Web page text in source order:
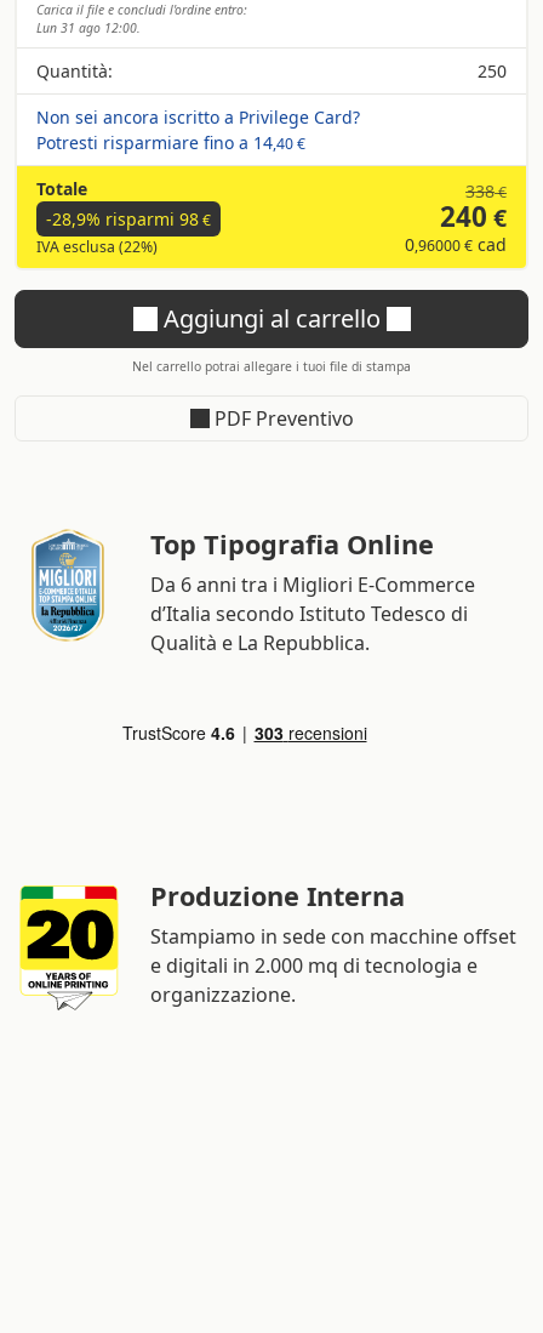
Carica il file e concludi l'ordine entro:
Lun 31 ago 12:00.
Quantità:
250
Non sei ancora iscritto a Privilege Card?
Potresti risparmiare fino a 14,40 €
Totale
-28,9% risparmi 98€
IVA esclusa (22%)
338€
240 €
0,96000 € cad
Aggiungi al carrello
Nel carrello potrai allegare i tuoi file di stampa
PDF Preventivo
Top Tipografia Online
Da 6 anni tra i Migliori E-Commerce
d’Italia secondo Istituto Tedesco di
Qualità e La Repubblica.
Produzione Interna
Stampiamo in sede con macchine offset
e digitali in 2.000 mq di tecnologia e
organizzazione.